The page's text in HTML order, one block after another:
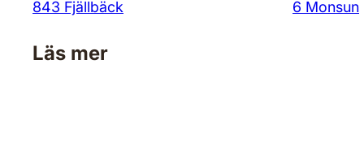
843 Fjällbäck 6 Monsun
Läs mer